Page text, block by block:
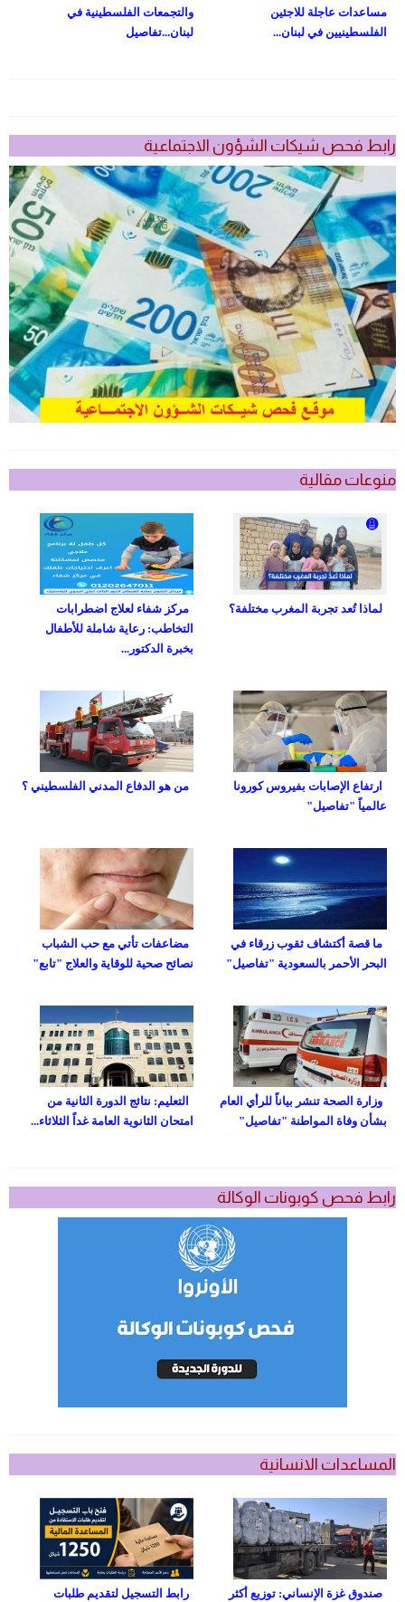
والتجمعات الفلسطينية في
لبنان...تفاصيل
مساعدات عاجلة للاجئين
الفلسطينيين في لبنان...
رابط فحص شيكات الشؤون الاجتماعية
منوعات مقالية
مركز شفاء لعلاج اضطرابات
التخاطب: رعاية شاملة للأطفال
بخبرة الدكتور...
لماذا تُعد تجربة المغرب مختلفة؟
من هو الدفاع المدني الفلسطيني ؟
ارتفاع الإصابات بفيروس كورونا
عالمياً "تفاصيل"
مضاعفات تأتي مع حب الشباب
نصائح صحية للوقاية والعلاج "تابع"
ما قصة أكتشاف ثقوب زرقاء في
البحر الأحمر بالسعودية "تفاصيل"
التعليم: نتائج الدورة الثانية من
امتحان الثانوية العامة غداً الثلاثاء...
وزارة الصحة تنشر بياناً للرأي العام
بشأن وفاة المواطنة "تفاصيل"
رابط فحص كوبونات الوكالة
المساعدات الانسانية
رابط التسجيل لتقديم طلبات
صندوق غزة الإنساني: توزيع أكثر